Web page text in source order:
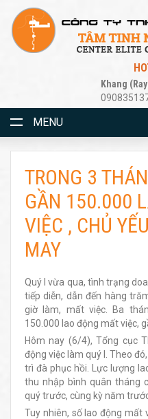
Khang
MENU
TRONG 3
GẦN 150.000
VIỆC , CHỦ
MAY
Quý I vừa qua, tình trạng
tiếp diễn, dẫn đến hàng
giờ làm, mất việc. Ba
150.000 lao động mất việc,
Hôm nay (6/4), Tổng cục
động việc làm quý I. Theo
trì đà phục hồi. Lực lượng
thu nhập bình quân tháng
quý trước, cùng kỳ năm
Tuy nhiên, số lao động mất